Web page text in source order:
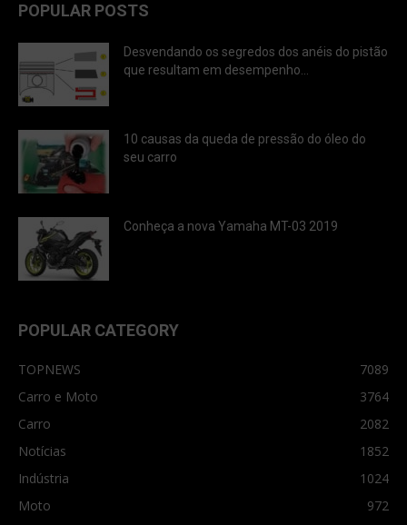
POPULAR POSTS
Desvendando os segredos dos anéis do pistão
que resultam em desempenho...
10 causas da queda de pressão do óleo do
seu carro
Conheça a nova Yamaha MT-03 2019
POPULAR CATEGORY
TOPNEWS
7089
Carro e Moto
3764
Carro
2082
Notícias
1852
Indústria
1024
Moto
972